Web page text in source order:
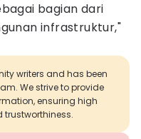
bagian dari
infrastruktur,"
writers and has been
We strive to provide
ensuring high